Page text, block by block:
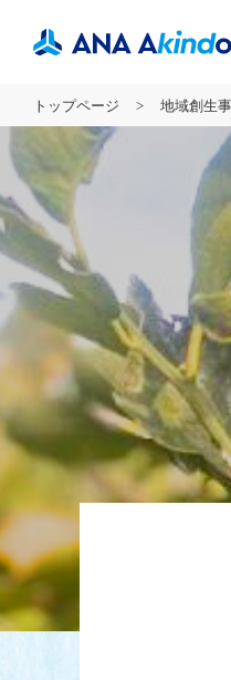
トップページ 地域創生